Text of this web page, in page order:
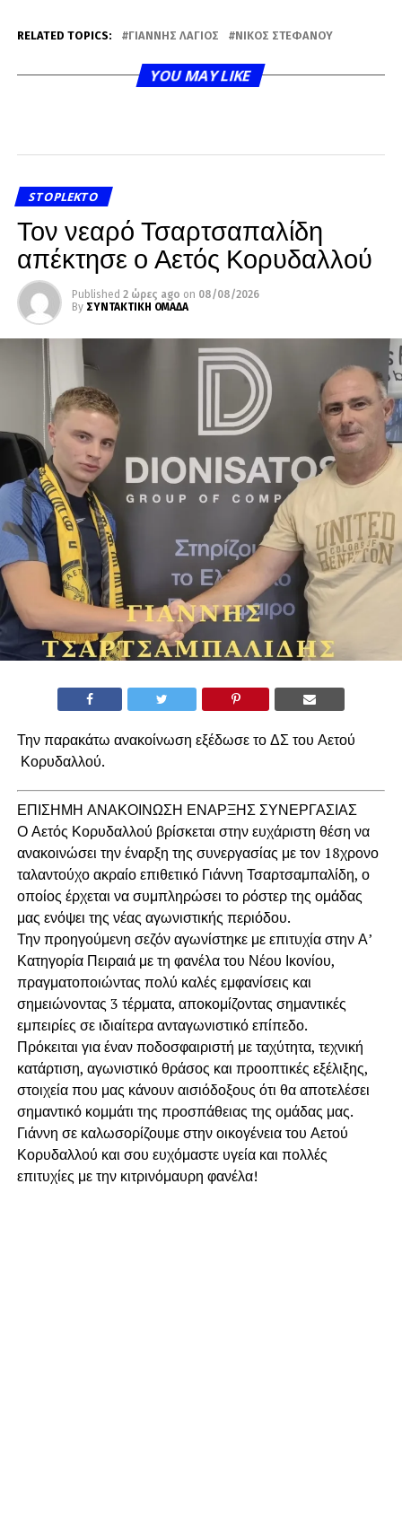
RELATED TOPICS: ΓΙΆΝΝΗΣ ΛΆΓΙΟΣ ΝΊΚΟΣ ΣΤΕΦΆΝΟΥ
YOU MAY LIKE
STOPLEKTO
Τον νεαρό Τσαρτσαπαλίδη
απέκτησε ο Αετός Κορυδαλλού
Published 2 ώρες ago on 08/08/2026
By ΣΥΝΤΑΚΤΙΚΗ ΟΜΑΔΑ
Την παρακάτω ανακοίνωση εξέδωσε το ΔΣ του Αετού
Κορυδαλλού.
ΕΠΙΣΗΜΗ ΑΝΑΚΟΙΝΩΣΗ ΕΝΑΡΞΗΣ ΣΥΝΕΡΓΑΣΙΑΣ
Ο Αετός Κορυδαλλού βρίσκεται στην ευχάριστη θέση να
ανακοινώσει την έναρξη της συνεργασίας με τον 18χρονο
ταλαντούχο ακραίο επιθετικό Γιάννη Τσαρτσαμπαλίδη, ο
οποίος έρχεται να συμπληρώσει το ρόστερ της ομάδας
μας ενόψει της νέας αγωνιστικής περιόδου.
Την προηγούμενη σεζόν αγωνίστηκε με επιτυχία στην Α’
Κατηγορία Πειραιά με τη φανέλα του Νέου Ικονίου,
πραγματοποιώντας πολύ καλές εμφανίσεις και
σημειώνοντας 3 τέρματα, αποκομίζοντας σημαντικές
εμπειρίες σε ιδιαίτερα ανταγωνιστικό επίπεδο.
Πρόκειται για έναν ποδοσφαιριστή με ταχύτητα, τεχνική
κατάρτιση, αγωνιστικό θράσος και προοπτικές εξέλιξης,
στοιχεία που μας κάνουν αισιόδοξους ότι θα αποτελέσει
σημαντικό κομμάτι της προσπάθειας της ομάδας μας.
Γιάννη σε καλωσορίζουμε στην οικογένεια του Αετού
Κορυδαλλού και σου ευχόμαστε υγεία και πολλές
επιτυχίες με την κιτρινόμαυρη φανέλα!